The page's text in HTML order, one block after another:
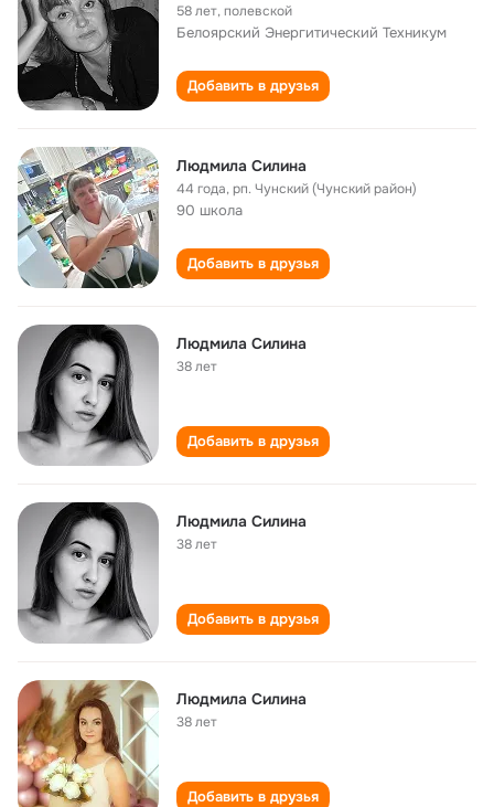
58 лет,полевской
Белоярский Энергитический Техникум
Добавить в друзья
Людмила Силина
44 года,рп. Чунский (Чунский район)
90 школа
Добавить в друзья
Людмила Силина
38 лет
Добавить в друзья
Людмила Силина
38 лет
Добавить в друзья
Людмила Силина
38 лет
Добавить в друзья